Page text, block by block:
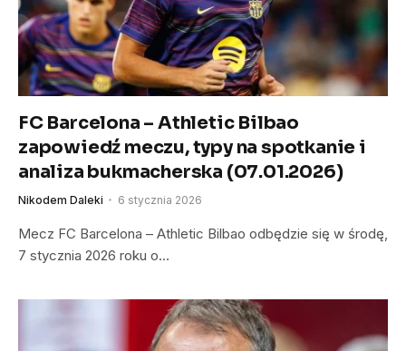
FC Barcelona – Athletic Bilbao
zapowiedź meczu, typy na spotkanie i
analiza bukmacherska (07.01.2026)
Nikodem Daleki 6 stycznia 2026
Mecz FC Barcelona – Athletic Bilbao odbędzie się w środę,
7 stycznia 2026 roku o…